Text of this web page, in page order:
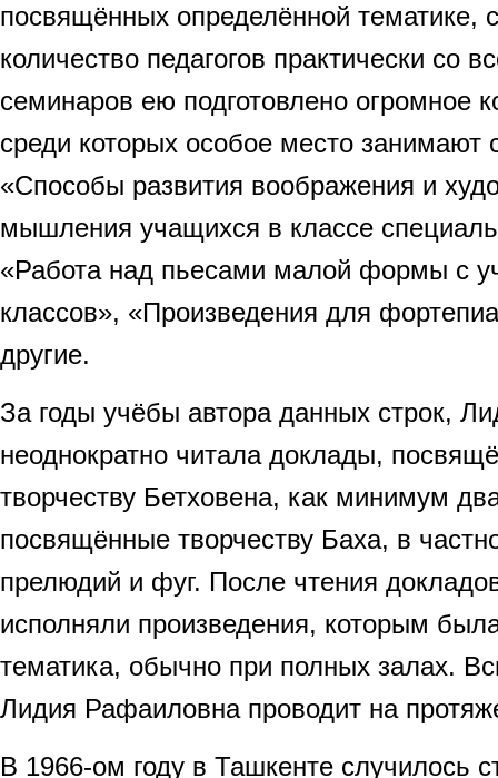
посвящённых определённой тематике,
количество педагогов практически со
семинаров ею подготовлено огромное
среди которых особое место
«Способы развития воображения и
мышления учащихся в классе
«Работа над пьесами малой формы с
классов», «Произведения для
другие.
За годы учёбы автора данных строк,
неоднократно читала доклады,
творчеству Бетховена, как минимум
посвящённые творчеству Баха, в
прелюдий и фуг. После чтения
исполняли произведения, которым
тематика, обычно при полных залах.
Лидия Рафаиловна проводит на
В 1966-ом году в Ташкенте случилось